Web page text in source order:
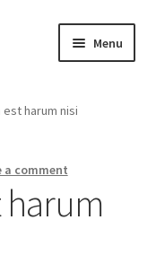
Menu
harum nisi
a comment
harum